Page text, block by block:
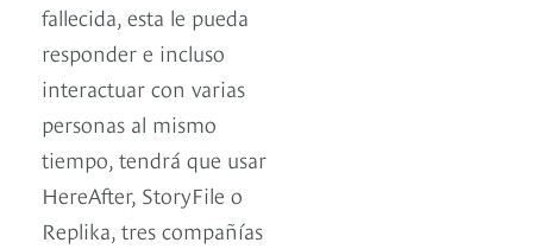
fallecida, esta le pueda
responder e incluso
interactuar con varias
personas al mismo
tiempo, tendrá que usar
HereAfter, StoryFile o
Replika, tres compañías